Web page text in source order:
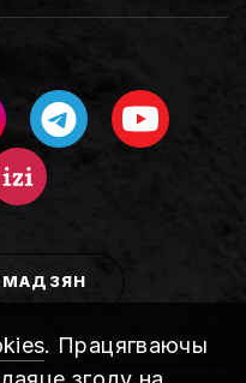
. Працягваючы